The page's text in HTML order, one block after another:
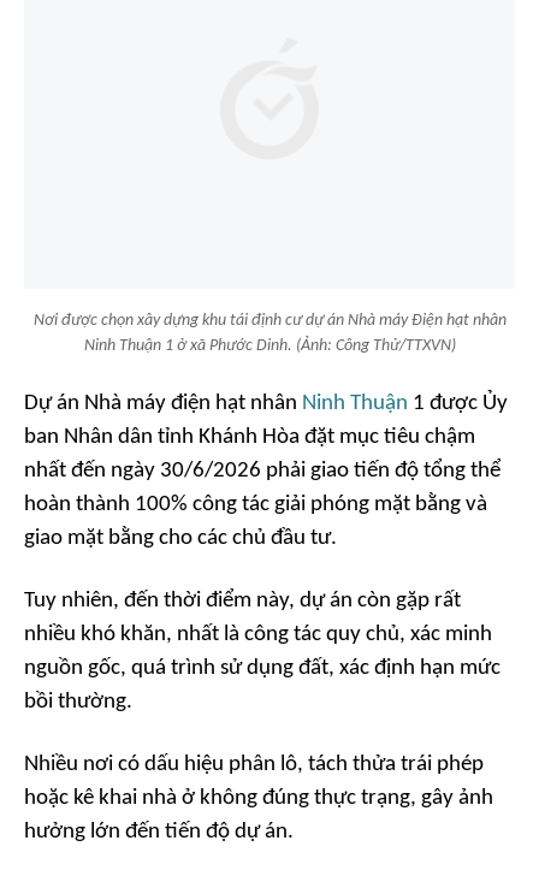
Nơi được chọn xây dựng khu tái định cư dự án Nhà máy Điện hạt nhân
Ninh Thuận 1 ở xã Phước Dinh. (Ảnh: Công Thử/TTXVN)
Dự án Nhà máy điện hạt nhân Ninh Thuận 1 được Ủy
ban Nhân dân tỉnh Khánh Hòa đặt mục tiêu chậm
nhất đến ngày 30/6/2026 phải giao tiến độ tổng thể
hoàn thành 100% công tác giải phóng mặt bằng và
giao mặt bằng cho các chủ đầu tư.
Tuy nhiên, đến thời điểm này, dự án còn gặp rất
nhiều khó khăn, nhất là công tác quy chủ, xác minh
nguồn gốc, quá trình sử dụng đất, xác định hạn mức
bồi thường.
Nhiều nơi có dấu hiệu phân lô, tách thửa trái phép
hoặc kê khai nhà ở không đúng thực trạng, gây ảnh
hưởng lớn đến tiến độ dự án.